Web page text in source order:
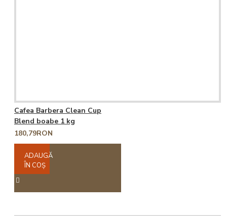
Cafea Barbera Clean Cup
Blend boabe 1 kg
180,79RON
ADAUGĂ
ÎN COŞ